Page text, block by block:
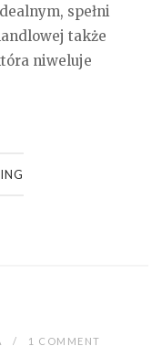
spełni
także
niweluje
1 COMMENT